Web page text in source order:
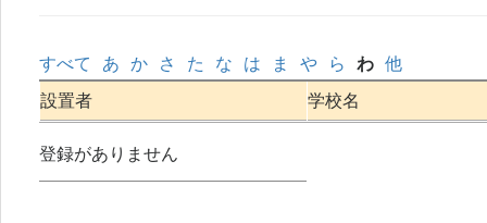
すべて あ か さ た な は ま や ら わ 他
設置者
学校名
登録がありません